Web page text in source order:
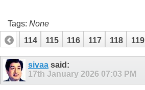
Tags: None
113
114 115 116 117 118 119
sivaa said:
17th January 2026 07:03 PM